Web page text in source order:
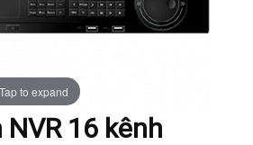
Tap to expand
16 kênh